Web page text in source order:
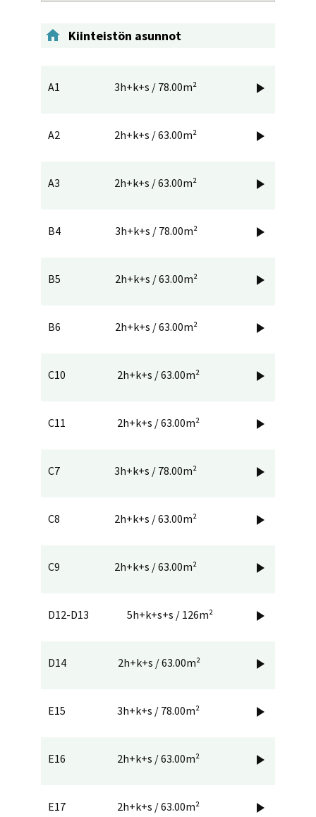
 Kiinteistön asunnot
A1 3h+k+s / 78.00m² 
A2 2h+k+s / 63.00m² 
A3 2h+k+s / 63.00m² 
B4 3h+k+s / 78.00m² 
B5 2h+k+s / 63.00m² 
B6 2h+k+s / 63.00m² 
C10 2h+k+s / 63.00m² 
C11 2h+k+s / 63.00m² 
C7 3h+k+s / 78.00m² 
C8 2h+k+s / 63.00m² 
C9 2h+k+s / 63.00m² 
D12-D13 5h+k+s+s / 126m² 
D14 2h+k+s / 63.00m² 
E15 3h+k+s / 78.00m² 
E16 2h+k+s / 63.00m² 
E17 2h+k+s / 63.00m² 